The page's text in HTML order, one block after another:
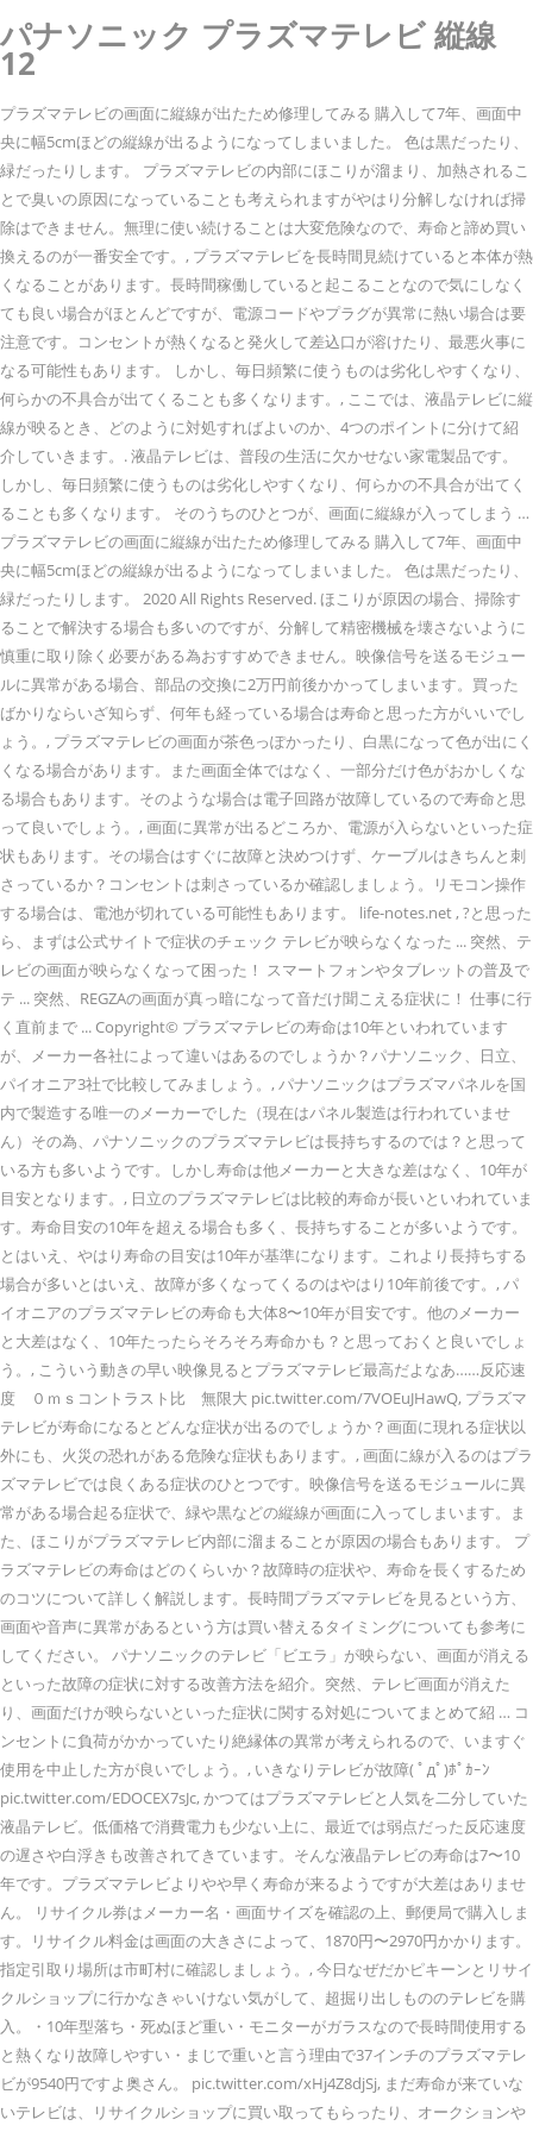
パナソニック プラズマテレビ 縦線
12
プラズマテレビの画面に縦線が出たため修理してみる 購入して7年、画面中
央に幅5cmほどの縦線が出るようになってしまいました。 色は黒だったり、
緑だったりします。 プラズマテレビの内部にほこりが溜まり、加熱されるこ
とで臭いの原因になっていることも考えられますがやはり分解しなければ掃
除はできません。無理に使い続けることは大変危険なので、寿命と諦め買い
換えるのが一番安全です。, プラズマテレビを長時間見続けていると本体が熱
くなることがあります。長時間稼働していると起こることなので気にしなく
ても良い場合がほとんどですが、電源コードやプラグが異常に熱い場合は要
注意です。コンセントが熱くなると発火して差込口が溶けたり、最悪火事に
なる可能性もあります。 しかし、毎日頻繁に使うものは劣化しやすくなり、
何らかの不具合が出てくることも多くなります。, ここでは、液晶テレビに縦
線が映るとき、どのように対処すればよいのか、4つのポイントに分けて紹
介していきます。. 液晶テレビは、普段の生活に欠かせない家電製品です。
しかし、毎日頻繁に使うものは劣化しやすくなり、何らかの不具合が出てく
ることも多くなります。 そのうちのひとつが、画面に縦線が入ってしまう …
プラズマテレビの画面に縦線が出たため修理してみる 購入して7年、画面中
央に幅5cmほどの縦線が出るようになってしまいました。 色は黒だったり、
緑だったりします。 2020 All Rights Reserved. ほこりが原因の場合、掃除す
ることで解決する場合も多いのですが、分解して精密機械を壊さないように
慎重に取り除く必要がある為おすすめできません。映像信号を送るモジュー
ルに異常がある場合、部品の交換に2万円前後かかってしまいます。買った
ばかりならいざ知らず、何年も経っている場合は寿命と思った方がいいでし
ょう。, プラズマテレビの画面が茶色っぽかったり、白黒になって色が出にく
くなる場合があります。また画面全体ではなく、一部分だけ色がおかしくな
る場合もあります。そのような場合は電子回路が故障しているので寿命と思
って良いでしょう。, 画面に異常が出るどころか、電源が入らないといった症
状もあります。その場合はすぐに故障と決めつけず、ケーブルはきちんと刺
さっているか？コンセントは刺さっているか確認しましょう。リモコン操作
する場合は、電池が切れている可能性もあります。 life-notes.net , ?と思った
ら、まずは公式サイトで症状のチェック テレビが映らなくなった ... 突然、テ
レビの画面が映らなくなって困った！ スマートフォンやタブレットの普及で
テ ... 突然、REGZAの画面が真っ暗になって音だけ聞こえる症状に！ 仕事に行
く直前まで ... Copyright© プラズマテレビの寿命は10年といわれています
が、メーカー各社によって違いはあるのでしょうか？パナソニック、日立、
パイオニア3社で比較してみましょう。, パナソニックはプラズマパネルを国
内で製造する唯一のメーカーでした（現在はパネル製造は行われていませ
ん）その為、パナソニックのプラズマテレビは長持ちするのでは？と思って
いる方も多いようです。しかし寿命は他メーカーと大きな差はなく、10年が
目安となります。, 日立のプラズマテレビは比較的寿命が長いといわれていま
す。寿命目安の10年を超える場合も多く、長持ちすることが多いようです。
とはいえ、やはり寿命の目安は10年が基準になります。これより長持ちする
場合が多いとはいえ、故障が多くなってくるのはやはり10年前後です。, パ
イオニアのプラズマテレビの寿命も大体8〜10年が目安です。他のメーカー
と大差はなく、10年たったらそろそろ寿命かも？と思っておくと良いでしょ
う。, こういう動きの早い映像見るとプラズマテレビ最高だよなあ……反応速
度 ０ｍｓコントラスト比 無限大 pic.twitter.com/7VOEuJHawQ, プラズマ
テレビが寿命になるとどんな症状が出るのでしょうか？画面に現れる症状以
外にも、火災の恐れがある危険な症状もあります。, 画面に線が入るのはプラ
ズマテレビでは良くある症状のひとつです。映像信号を送るモジュールに異
常がある場合起る症状で、緑や黒などの縦線が画面に入ってしまいます。ま
た、ほこりがプラズマテレビ内部に溜まることが原因の場合もあります。 プ
ラズマテレビの寿命はどのくらいか？故障時の症状や、寿命を長くするため
のコツについて詳しく解説します。長時間プラズマテレビを見るという方、
画面や音声に異常があるという方は買い替えるタイミングについても参考に
してください。 パナソニックのテレビ「ビエラ」が映らない、画面が消える
といった故障の症状に対する改善方法を紹介。突然、テレビ画面が消えた
り、画面だけが映らないといった症状に関する対処についてまとめて紹 … コ
ンセントに負荷がかかっていたり絶縁体の異常が考えられるので、いますぐ
使用を中止した方が良いでしょう。, いきなりテレビが故障( ﾟдﾟ)ﾎﾟｶｰﾝ
pic.twitter.com/EDOCEX7sJc, かつてはプラズマテレビと人気を二分していた
液晶テレビ。低価格で消費電力も少ない上に、最近では弱点だった反応速度
の遅さや白浮きも改善されてきています。そんな液晶テレビの寿命は7〜10
年です。プラズマテレビよりやや早く寿命が来るようですが大差はありませ
ん。 リサイクル券はメーカー名・画面サイズを確認の上、郵便局で購入しま
す。リサイクル料金は画面の大きさによって、1870円〜2970円かかります。
指定引取り場所は市町村に確認しましょう。, 今日なぜだかピキーンとリサイ
クルショップに行かなきゃいけない気がして、超掘り出しもののテレビを購
入。・10年型落ち・死ぬほど重い・モニターがガラスなので長時間使用する
と熱くなり故障しやすい・まじで重いと言う理由で37インチのプラズマテレ
ビが9540円ですよ奥さん。 pic.twitter.com/xHj4Z8djSj, まだ寿命が来ていな
いテレビは、リサイクルショップに買い取ってもらったり、オークションや